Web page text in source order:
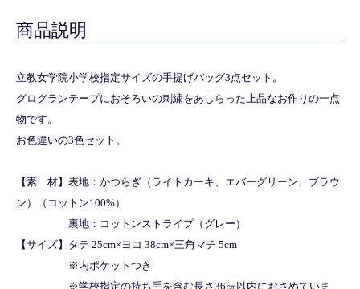
商品説明
立教女学院小学校指定サイズの手提げバッグ3点セット。
グログランテープにおそろいの刺繍をあしらった上品なお作りの一点
物です。
お色違いの3色セット。
【素 材】表地：かつらぎ（ライトカーキ、エバーグリーン、ブラウ
ン）（コットン100%）
裏地：コットンストライプ（グレー）
【サイズ】タテ 25cm×ヨコ 38cm×三角マチ 5cm
※内ポケットつき
※学校指定の持ち手を含む長さ36㎝以内におさめていま